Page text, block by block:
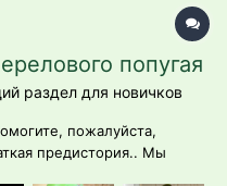
попугая
раздел для новичков
пожалуйста,
предистория.. Мы